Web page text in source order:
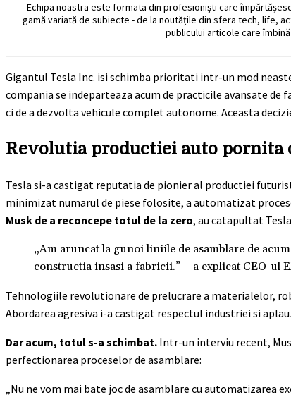
Echipa noastra este formata din profesioniști care
gamă variată de subiecte - de la noutățile din sfera tech, life,
publicului articole care
Gigantul Tesla Inc. isi schimba prioritati intr-un mod
compania se indeparteaza acum de practicile avansate de
ci de a dezvolta vehicule complet autonome. Aceasta
Revolutia productiei auto pornita
Tesla si-a castigat reputatia de pionier al productiei
minimizat numarul de piese folosite, a automatizat
Musk de a reconcepe totul de la zero, au catapultat
„Am aruncat la gunoi liniile de asamblare de
constructia insasi a fabricii.” – a explicat CEO-ul
Tehnologiile revolutionare de prelucrare a materialelor,
Abordarea agresiva i-a castigat respectul industriei si
Dar acum, totul s-a schimbat. Intr-un interviu recent,
perfectionarea proceselor de asamblare:
„Nu ne vom mai bate joc de asamblare cu automatizarea